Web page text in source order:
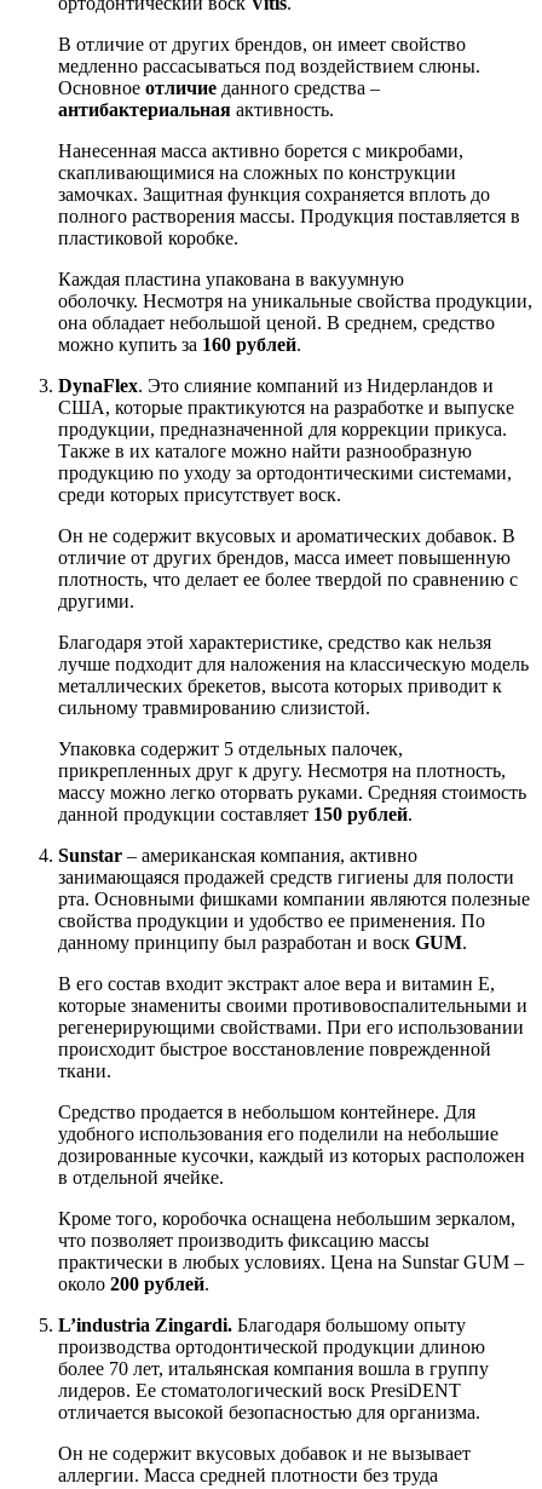
В отличие от других брендов, он имеет свойство
медленно рассасываться под воздействием слюны.
Основное отличие данного средства –
антибактериальная активность.
Нанесенная масса активно борется с микробами,
скапливающимися на сложных по конструкции
замочках. Защитная функция сохраняется вплоть до
полного растворения массы. Продукция поставляется в
пластиковой коробке.
Каждая пластина упакована в вакуумную
оболочку. Несмотря на уникальные свойства продукции,
она обладает небольшой ценой. В среднем, средство
можно купить за 160 рублей.
DynaFlex. Это слияние компаний из Нидерландов и
США, которые практикуются на разработке и выпуске
продукции, предназначенной для коррекции прикуса.
Также в их каталоге можно найти разнообразную
продукцию по уходу за ортодонтическими системами,
среди которых присутствует воск.
Он не содержит вкусовых и ароматических добавок. В
отличие от других брендов, масса имеет повышенную
плотность, что делает ее более твердой по сравнению с
другими.
Благодаря этой характеристике, средство как нельзя
лучше подходит для наложения на классическую модель
металлических брекетов, высота которых приводит к
сильному травмированию слизистой.
Упаковка содержит 5 отдельных палочек,
прикрепленных друг к другу. Несмотря на плотность,
массу можно легко оторвать руками. Средняя стоимость
данной продукции составляет 150 рублей.
Sunstar – американская компания, активно
занимающаяся продажей средств гигиены для полости
рта. Основными фишками компании являются полезные
свойства продукции и удобство ее применения. По
данному принципу был разработан и воск GUM.
В его состав входит экстракт алое вера и витамин Е,
которые знамениты своими противовоспалительными и
регенерирующими свойствами. При его использовании
происходит быстрое восстановление поврежденной
ткани.
Средство продается в небольшом контейнере. Для
удобного использования его поделили на небольшие
дозированные кусочки, каждый из которых расположен
в отдельной ячейке.
Кроме того, коробочка оснащена небольшим зеркалом,
что позволяет производить фиксацию массы
практически в любых условиях. Цена на Sunstar GUM –
около 200 рублей.
L’industria Zingardi. Благодаря большому опыту
производства ортодонтической продукции длиною
более 70 лет, итальянская компания вошла в группу
лидеров. Ее стоматологический воск PresiDENT
отличается высокой безопасностью для организма.
Он не содержит вкусовых добавок и не вызывает
аллергии. Масса средней плотности без труда